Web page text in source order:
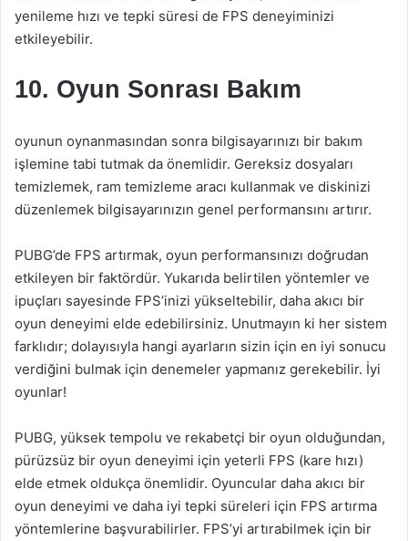
yenileme hızı ve tepki süresi de FPS deneyiminizi
etkileyebilir.
10. Oyun Sonrası Bakım
oyunun oynanmasından sonra bilgisayarınızı bir bakım
işlemine tabi tutmak da önemlidir. Gereksiz dosyaları
temizlemek, ram temizleme aracı kullanmak ve diskinizi
düzenlemek bilgisayarınızın genel performansını artırır.
PUBG’de FPS artırmak, oyun performansınızı doğrudan
etkileyen bir faktördür. Yukarıda belirtilen yöntemler ve
ipuçları sayesinde FPS’inizi yükseltebilir, daha akıcı bir
oyun deneyimi elde edebilirsiniz. Unutmayın ki her sistem
farklıdır; dolayısıyla hangi ayarların sizin için en iyi sonucu
verdiğini bulmak için denemeler yapmanız gerekebilir. İyi
oyunlar!
PUBG, yüksek tempolu ve rekabetçi bir oyun olduğundan,
pürüzsüz bir oyun deneyimi için yeterli FPS (kare hızı)
elde etmek oldukça önemlidir. Oyuncular daha akıcı bir
oyun deneyimi ve daha iyi tepki süreleri için FPS artırma
yöntemlerine başvurabilirler. FPS’yi artırabilmek için bir